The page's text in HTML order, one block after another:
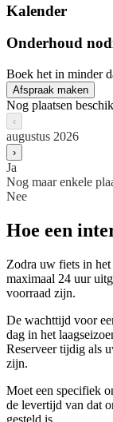
Kalender
Onderhoud
Boek het in minder
Afspraak maken
Nog plaatsen
‹
augustus 2026
›
Ja
Nog maar enkele
Nee
Hoe een
Zodra uw fiets in
maximaal 24 uur
voorraad zijn.
De wachttijd voor
dag in het
Reserveer tijdig als
zijn.
Moet een specifiek
de levertijd van dat
gesteld is.